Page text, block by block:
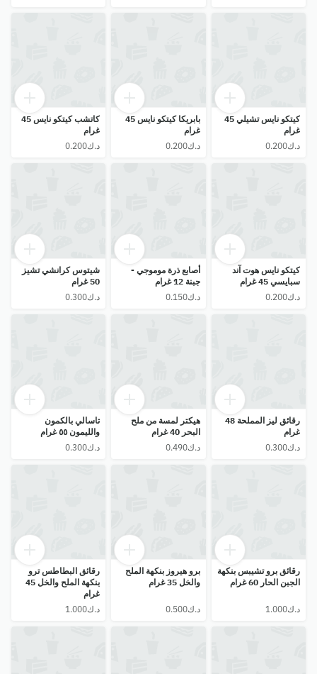
كيتكو نايس تشيلي 45
غرام
بابريكا كيتكو نايس 45
غرام
⁦د.ك0.200⁩
كاتشب كيتكو نايس 45
غرام
كيتكو نايس هوت آند
سبايسي 45 غرام
أصابع ذرة موموجي -
جبنة 12 غرام
⁦د.ك0.150⁩
شيتوس كرانشي تشيز
50 غرام
رقائق ليز المملحة 48
غرام
هيكتر لمسة من ملح
البحر 40 غرام
⁦د.ك0.490⁩
تاسالي بالكمون
والليمون ٥٥ غرام
رقائق برو تشيبس بنكهة
الجبن الحار 60 غرام
برو هيروز بنكهة الملح
والخل 35 غرام
⁦د.ك0.500⁩
رقائق البطاطس ترو
بنكهة الملح والخل 45
غرام